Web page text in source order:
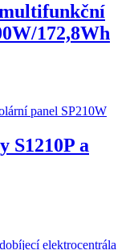
172,8Wh
S1210P a